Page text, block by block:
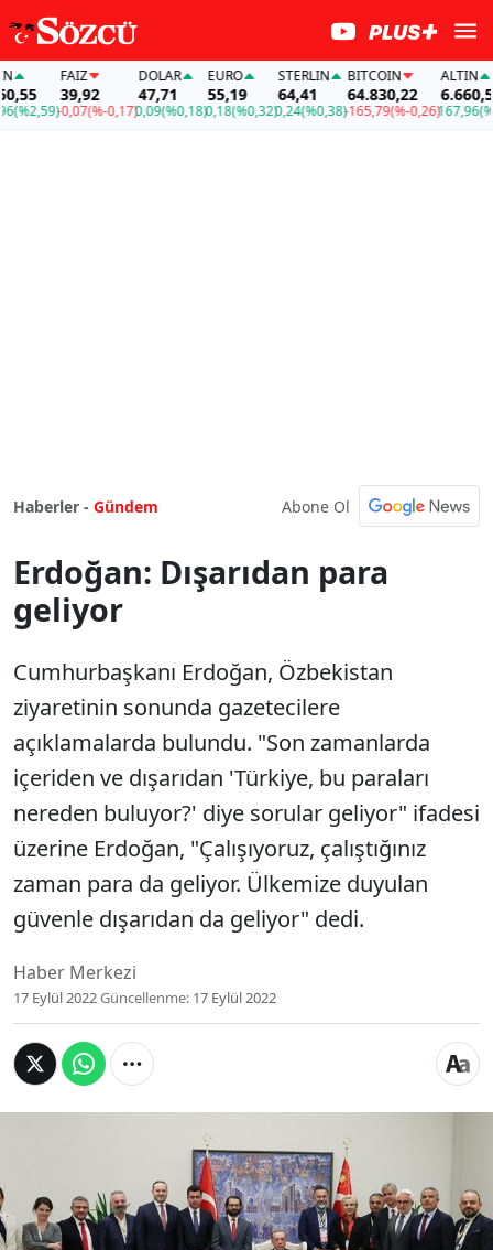
FAİZ
39,92
-0,07(%-0,17)
DOLAR
47,71
0,09(%0,18)
EURO
55,19
0,18(%0,32)
STERLIN
64,41
0,24(%0,38)
BITCOIN
64.830,22
-165,79(%-0,26)
ALTIN
6.660,55
167,96(%2,59)-
Haberler - Gündem Abone Ol
Erdoğan: Dışarıdan para
geliyor
Cumhurbaşkanı Erdoğan, Özbekistan
ziyaretinin sonunda gazetecilere
açıklamalarda bulundu. "Son zamanlarda
içeriden ve dışarıdan 'Türkiye, bu paraları
nereden buluyor?' diye sorular geliyor" ifadesi
üzerine Erdoğan, "Çalışıyoruz, çalıştığınız
zaman para da geliyor. Ülkemize duyulan
güvenle dışarıdan da geliyor" dedi.
Haber Merkezi
17 Eylül 2022Güncellenme: 17 Eylül 2022
Cumhurbaşkanı Erdoğan, Özbekistan ziyaretinin
sonunda gazetecilere açıklamalarda bulundu.
"Son zamanlarda içeriden ve dışarıdan 'Türkiye,